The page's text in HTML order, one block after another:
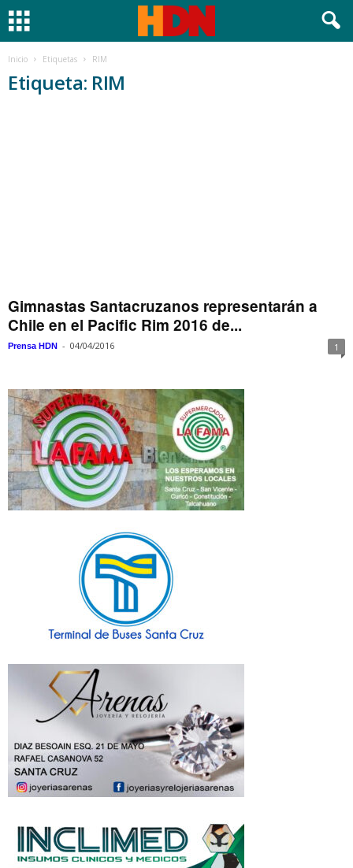
Inicio Etiquetas RIM
Etiqueta: RIM
Gimnastas Santacruzanos representarán a
Chile en el Pacific Rim 2016 de...
Prensa HDN - 04/04/2016 1